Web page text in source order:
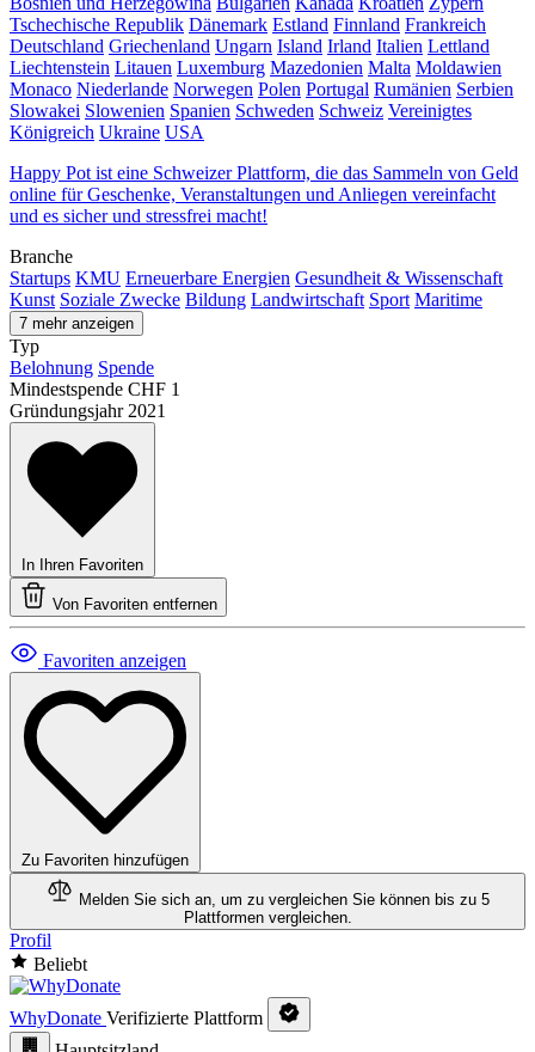
Tschechische Republik Dänemark Estland Finnland Frankreich
Deutschland Griechenland Ungarn Island Irland Italien Lettland
Liechtenstein Litauen Luxemburg Mazedonien Malta Moldawien
Monaco Niederlande Norwegen Polen Portugal Rumänien Serbien
Slowakei Slowenien Spanien Schweden Schweiz Vereinigtes
Königreich Ukraine USA
Happy Pot ist eine Schweizer Plattform, die das Sammeln von Geld
online für Geschenke, Veranstaltungen und Anliegen vereinfacht
und es sicher und stressfrei macht!
Branche
Startups KMU Erneuerbare Energien Gesundheit & Wissenschaft
Kunst Soziale Zwecke Bildung Landwirtschaft Sport Maritime
7 mehr anzeigen
Typ
Belohnung Spende
Mindestspende CHF 1
Gründungsjahr 2021
In Ihren Favoriten
Von Favoriten entfernen
Favoriten anzeigen
Zu Favoriten hinzufügen
Melden Sie sich an, um zu vergleichen Sie können bis zu 5
Plattformen vergleichen.
Profil
Beliebt
WhyDonate Verifizierte Plattform